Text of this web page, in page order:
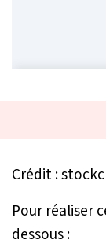
Crédit :
Pour réaliser
dessous :